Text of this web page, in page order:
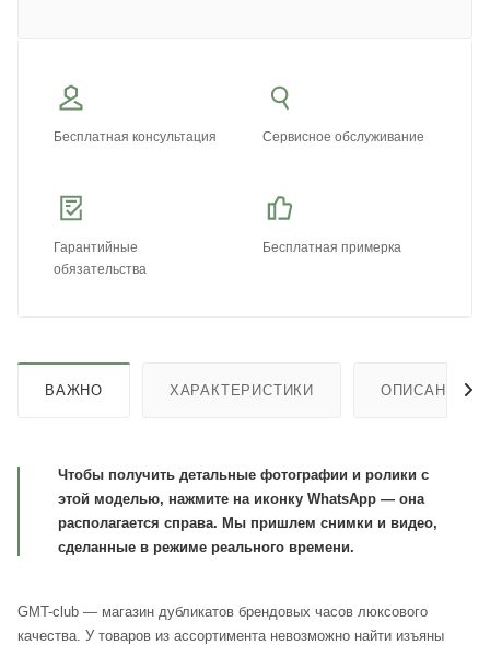
Бесплатная консультация Сервисное обслуживание
Гарантийные
обязательства
Бесплатная примерка
ВАЖНО ХАРАКТЕРИСТИКИ ОПИСАНИЕ
Чтобы получить детальные фотографии и ролики с
этой моделью, нажмите на иконку WhatsApp — она
располагается справа. Мы пришлем снимки и видео,
сделанные в режиме реального времени.
GMT-club — магазин дубликатов брендовых часов люксового
качества. У товаров из ассортимента невозможно найти изъяны